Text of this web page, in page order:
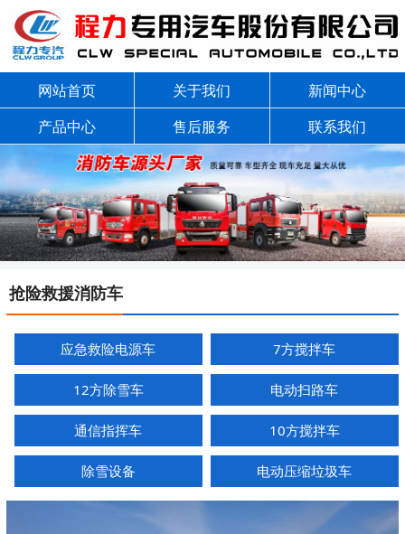
网站首页 关于我们
新闻中心
产品中心
售后服务 联系我们
抢险救援消防车
应急救险电源车 7方搅拌车
12方除雪车 电动扫路车
通信指挥车 10方搅拌车
除雪设备 电动压缩垃圾车